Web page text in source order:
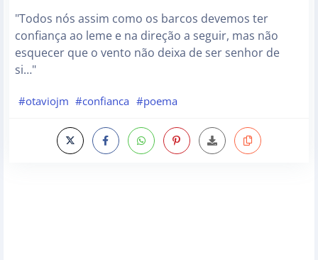
"Todos nós assim como os barcos devemos ter
confiança ao leme e na direção a seguir, mas não
esquecer que o vento não deixa de ser senhor de
si…"
#otaviojm #confianca #poema